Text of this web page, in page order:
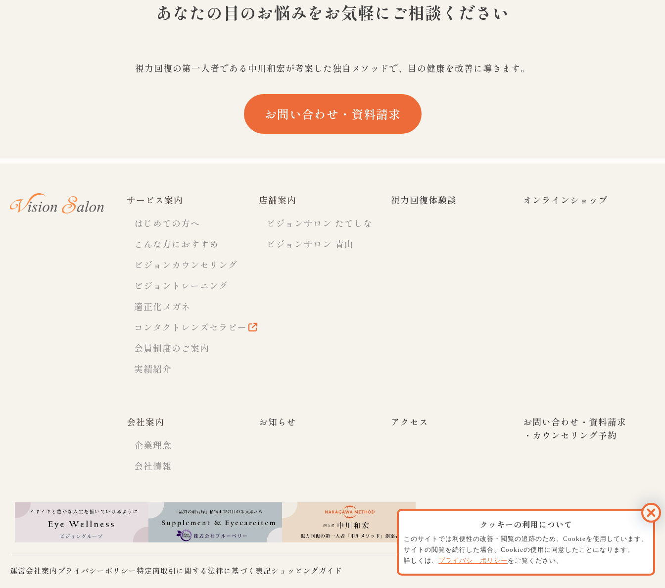
クッキーの利用について
このサイトでは利便性の改善・閲覧の追跡のため、Cookieを使用しています。
サイトの閲覧を続行した場合、Cookieの使用に同意したことになります。
詳しくは、 プライバシ―ポリシー をご覧ください。
あなたの目のお悩みをお気軽にご相談ください
視力回復の第一人者である 中川和宏が考案した独自メソッドで、 目の健康を改善に導きます。
お問い合わせ・資料請求
サービス案内
はじめての方へ
こんな方におすすめ
ビジョンカウンセリング
ビジョントレーニング
適正化メガネ
コンタクトレンズセラピー
会員制度のご案内
実績紹介
店舗案内
ビジョンサロン たてしな
ビジョンサロン 青山
視力回復体験談 オンラインショップ
会社案内
企業理念
会社情報
お知らせ アクセス
お問い合わせ・資料請求
・カウンセリング予約
運営会社案内 プライバシーポリシー特定商取引に関する法律に基づく表記ショッピングガイド © Copyright All rights reserved.